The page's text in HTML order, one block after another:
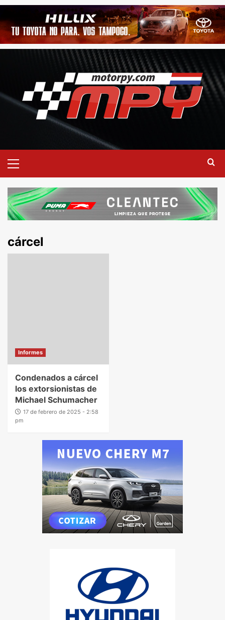
cárcel
Informes
Condenados a cárcel
los extorsionistas de
Michael Schumacher
17 de febrero de 2025 - 2:58
pm